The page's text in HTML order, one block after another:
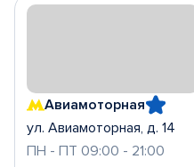
Авиамоторная
ул. Авиамоторная, д. 14
ПН - ПТ 09:00 - 21:00